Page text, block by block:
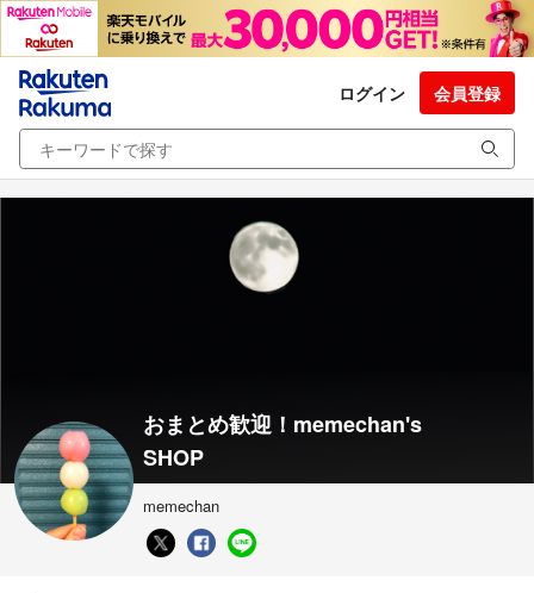
ログイン 会員登録
おまとめ歓迎！memechan's
SHOP
memechan